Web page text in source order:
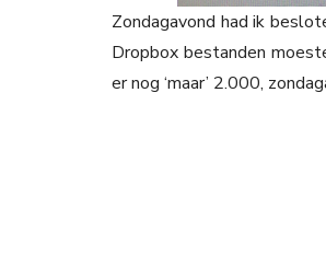
Zondagavond had ik
Dropbox bestanden
er nog ‘maar’ 2.000,